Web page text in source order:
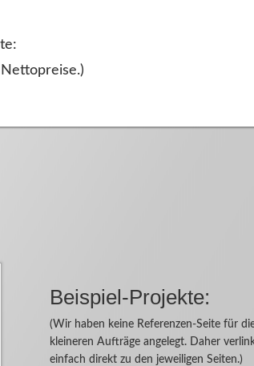
Beispiel-Projekte:
(Wir haben keine Referenzen-Seite für
kleineren Aufträge angelegt. Daher
einfach direkt zu den jeweiligen Seiten.)